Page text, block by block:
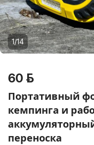
1/14
60 р.
Портативный
кемпинга и
переноска